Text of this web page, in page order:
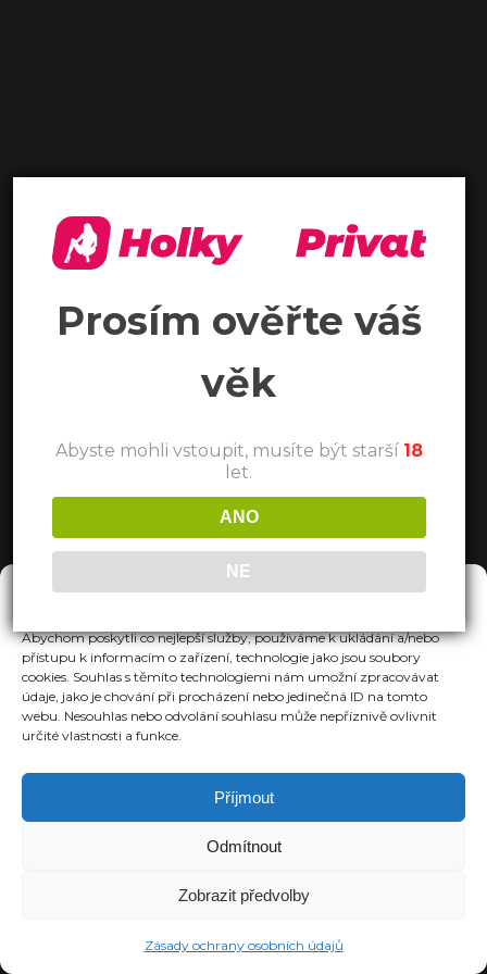
Spravovat Souhlas
Abychom poskytli co nejlepší služby, používáme k ukládání a/nebo
přístupu k informacím o zařízení, technologie jako jsou soubory
cookies. Souhlas s těmito technologiemi nám umožní zpracovávat
údaje, jako je chování při procházení nebo jedinečná ID na tomto
webu. Nesouhlas nebo odvolání souhlasu může nepříznivě ovlivnit
určité vlastnosti a funkce.
Příjmout
Odmítnout
Zobrazit předvolby
Zásady ochrany osobních údajů
Prosím ověřte váš
věk
Abyste mohli vstoupit, musíte být starší 18
let.
ANO
NE